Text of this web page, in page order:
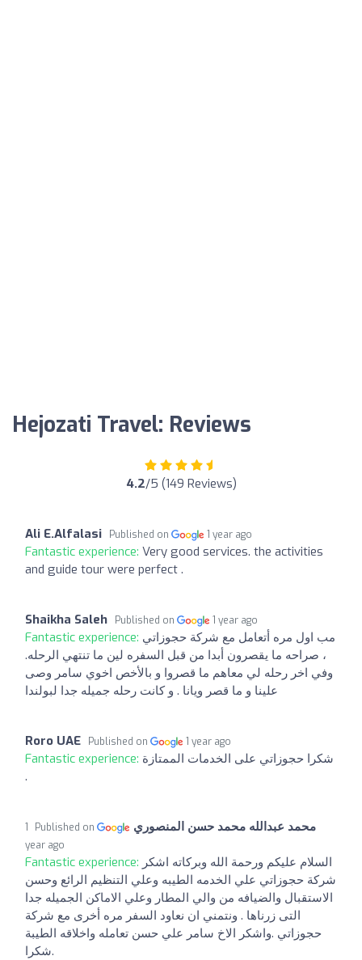
Hejozati Travel: Reviews
4.2/5 (149 Reviews)
Ali E.Alfalasi Published on 1 year ago
Fantastic experience: Very good services. the activities
and guide tour were perfect .
Shaikha Saleh Published on 1 year ago
Fantastic experience: مب اول مره أتعامل مع شركة حجوزاتي
، صراحه ما يقصرون أبدا من قبل السفره لين ما تنتهي الرحله.
وفي اخر رحله لي معاهم ما قصروا و بالأخص اخوي سامر وصى
علينا و ما قصر ويانا . و كانت رحله جميله جدا لبولندا
Roro UAE Published on 1 year ago
Fantastic experience: شكرا حجوزاتي على الخدمات الممتازة
.
محمد عبدالله محمد حسن المنصوري Published on
1
year ago
Fantastic experience: السلام عليكم ورحمة الله وبركاته اشكر
شركة حجوزاتي علي الخدمه الطيبه وعلي التنظيم الرائع وحسن
الاستقبال والضيافه من والي المطار وعلي الاماكن الجميله جدا
التى زرناها . ونتمني ان نعاود السفر مره أخرى مع شركة
حجوزاتي .واشكر الاخ سامر علي حسن تعامله واخلاقه الطيبة
.شكرا